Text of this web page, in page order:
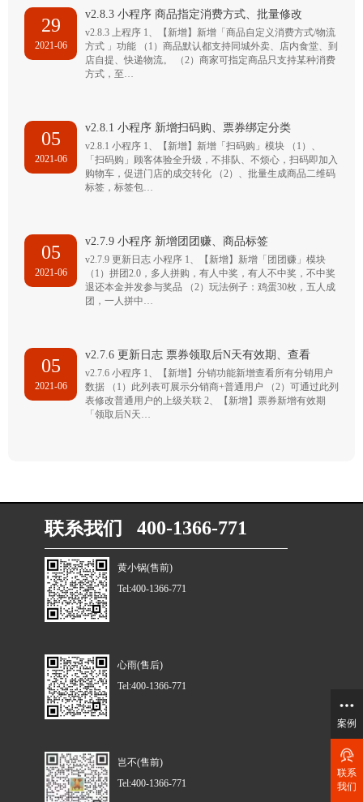
29
2021-06
v2.8.3 小程序 商品指定消费方式、批量修改
v2.8.3 上程序 1、【新增】新增「商品自定义消费方式/物流
方式 」功能 （1）商品默认都支持同城外卖、店内食堂、到
店自提、快递物流。 （2）商家可指定商品只支持某种消费
方式，至…
05
2021-06
v2.8.1 小程序 新增扫码购、票券绑定分类
v2.8.1 小程序 1、【新增】新增「扫码购」模块 （1）、
「扫码购」顾客体验全升级，不排队、不烦心，扫码即加入
购物车，促进门店的成交转化 （2）、批量生成商品二维码
标签，标签包…
05
2021-06
v2.7.9 小程序 新增团团赚、商品标签
v2.7.9 更新日志 小程序 1、【新增】新增「团团赚」模块
（1）拼团2.0，多人拼购，有人中奖，有人不中奖，不中奖
退还本金并发参与奖品 （2）玩法例子：鸡蛋30枚，五人成
团，一人拼中…
05
2021-06
v2.7.6 更新日志 票券领取后N天有效期、查看
v2.7.6 小程序 1、【新增】分销功能新增查看所有分销用户
数据 （1）此列表可展示分销商+普通用户 （2）可通过此列
表修改普通用户的上级关联 2、【新增】票券新增有效期
「领取后N天…
联系我们 400-1366-771
黄小锅(售前)
Tel:400-1366-771
心雨(售后)
Tel:400-1366-771
岂不(售前)
Tel:400-1366-771
案例
联系
我们